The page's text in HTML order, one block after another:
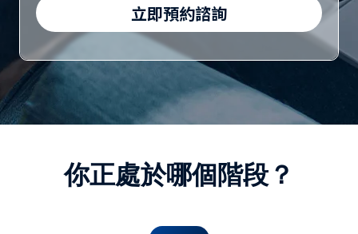
分
字
立即預約諮詢
你正處於哪個階段？